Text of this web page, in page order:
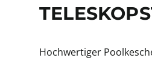
Hochwertiger